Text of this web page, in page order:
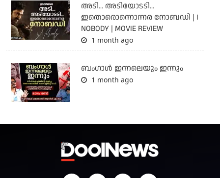
അടി... അടിയോടടി...
ഇതൊരൊന്നൊന്നര നോബഡി | I
NOBODY | MOVIE REVIEW
1 month ago
ബംഗാള്‍ ഇന്നലെയും ഇന്നും
1 month ago